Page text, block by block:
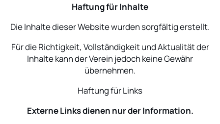
Haftung für Inhalte
Die Inhalte dieser Website wurden sorgfältig erstellt.
Für die Richtigkeit, Vollständigkeit und Aktualität der
Inhalte kann der Verein jedoch keine Gewähr
übernehmen.
Haftung für Links
Externe Links dienen nur der Information.